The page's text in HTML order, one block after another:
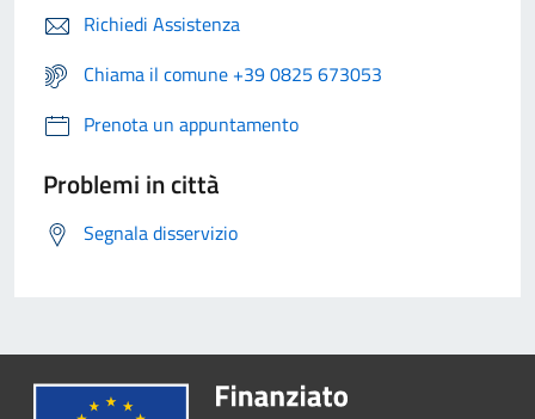
Richiedi Assistenza
Chiama il comune +39 0825 673053
Prenota un appuntamento
Problemi in città
Segnala disservizio